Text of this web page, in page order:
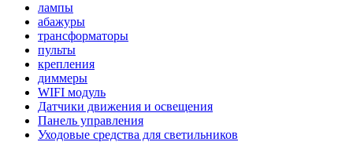
лампы
абажуры
трансформаторы
пульты
крепления
диммеры
WIFI модуль
Датчики движения и освещения
Панель управления
Уходовые средства для светильников